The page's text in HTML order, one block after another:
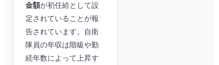
金額が初任給として設
定されていることが報
告されています。自衛
隊員の年収は階級や勤
続年数によって上昇す